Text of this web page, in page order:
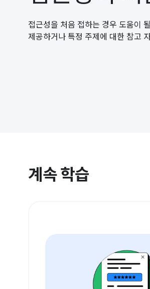
접근성을 처음 접하는 경우 도움이
제공하거나 특정 주제에 대한 참고
계속 학습